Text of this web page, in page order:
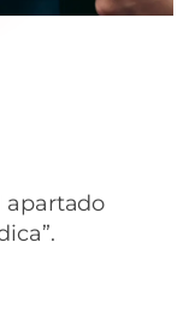
apartado